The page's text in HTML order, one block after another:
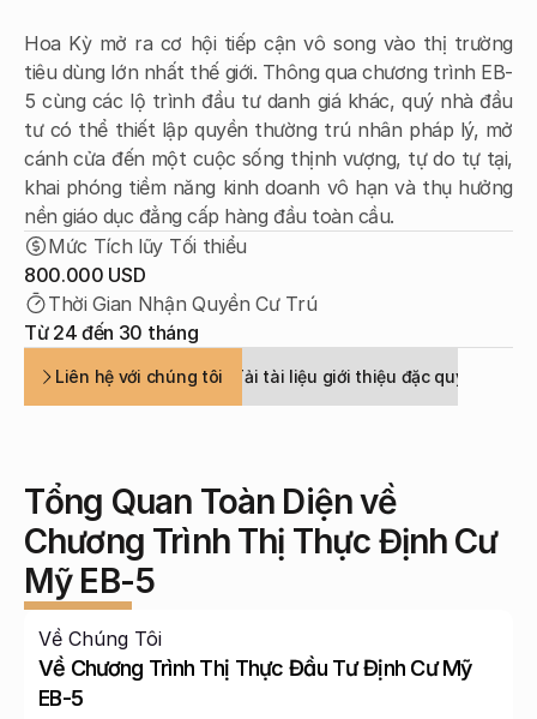
Nhận thức Chuyên sâu
Liên hệ với chúng tôi
Hoa Kỳ mở ra cơ hội tiếp cận vô song vào thị trường
tiêu dùng lớn nhất thế giới. Thông qua chương trình EB-
5 cùng các lộ trình đầu tư danh giá khác, quý nhà đầu
tư có thể thiết lập quyền thường trú nhân pháp lý, mở
cánh cửa đến một cuộc sống thịnh vượng, tự do tự tại,
khai phóng tiềm năng kinh doanh vô hạn và thụ hưởng
nền giáo dục đẳng cấp hàng đầu toàn cầu.
Mức Tích lũy Tối thiểu
800.000 USD
Thời Gian Nhận Quyền Cư Trú
Từ 24 đến 30 tháng
Liên hệ với chúng tôi Tải tài liệu giới thiệu đặc quyền
Tổng Quan Toàn Diện về
Chương Trình Thị Thực Định Cư
Mỹ EB-5
Về Chúng Tôi
Về Chương Trình Thị Thực Đầu Tư Định Cư Mỹ
EB-5